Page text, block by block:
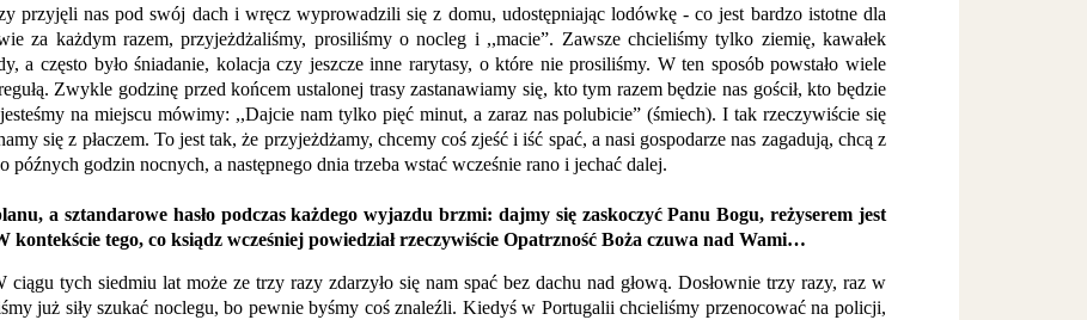
przyjęli nas pod swój dach i wręcz wyprowadzili się z domu, udostępniając lodówkę - co jest bardzo istotne dla
za każdym razem, przyjeżdżaliśmy, prosiliśmy o nocleg i ,,macie”. Zawsze chcieliśmy tylko ziemię, kawałek
a często było śniadanie, kolacja czy jeszcze inne rarytasy, o które nie prosiliśmy. W ten sposób powstało wiele
Zwykle godzinę przed końcem ustalonej trasy zastanawiamy się, kto tym razem będzie nas gościł, kto będzie
na miejscu mówimy: ,,Dajcie nam tylko pięć minut, a zaraz nas polubicie” (śmiech). I tak rzeczywiście się
się z płaczem. To jest tak, że przyjeżdżamy, chcemy coś zjeść i iść spać, a nasi gospodarze nas zagadują, chcą z
późnych godzin nocnych, a następnego dnia trzeba wstać wcześnie rano i jechać dalej.
a sztandarowe hasło podczas każdego wyjazdu brzmi: dajmy się zaskoczyć Panu Bogu, reżyserem jest
tego, co ksiądz wcześniej powiedział rzeczywiście Opatrzność Boża czuwa nad Wami…
tych siedmiu lat może ze trzy razy zdarzyło się nam spać bez dachu nad głową. Dosłownie trzy razy, raz w
już siły szukać noclegu, bo pewnie byśmy coś znaleźli. Kiedyś w Portugalii chcieliśmy przenocować na policji,